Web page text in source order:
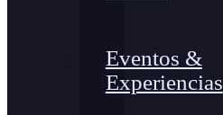
Eventos &
Experiencias